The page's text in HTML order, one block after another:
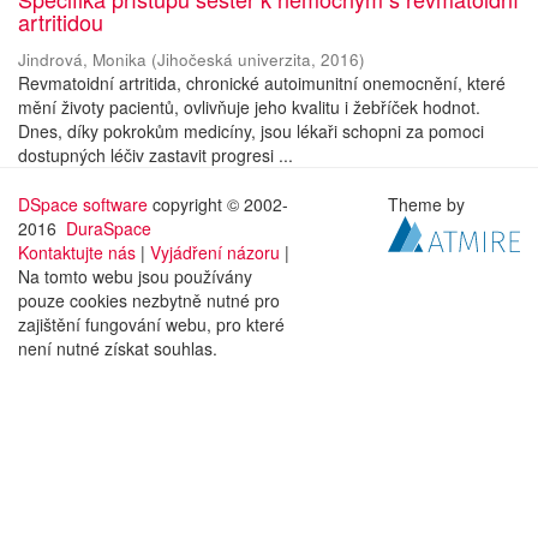
artritidou
Jindrová, Monika (Jihočeská univerzita, 2016)
Revmatoidní artritida, chronické autoimunitní onemocnění, které
mění životy pacientů, ovlivňuje jeho kvalitu i žebříček hodnot.
Dnes, díky pokrokům medicíny, jsou lékaři schopni za pomoci
dostupných léčiv zastavit progresi ...
DSpace software copyright © 2002-
2016 DuraSpace
Kontaktujte nás | Vyjádření názoru |
Na tomto webu jsou používány
pouze cookies nezbytně nutné pro
zajištění fungování webu, pro které
není nutné získat souhlas.
Theme by